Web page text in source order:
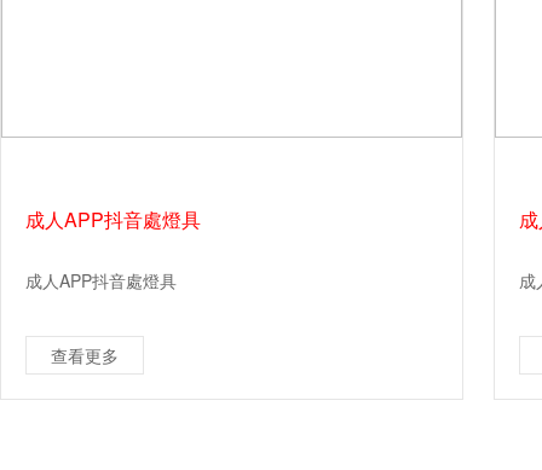
成人APP抖音處燈具
成人APP抖音處燈具
查看更多
成